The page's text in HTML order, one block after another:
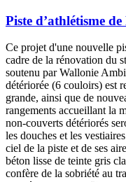
Piste d’athlétisme de
Ce projet d'une nouvelle
cadre de la rénovation du
soutenu par Wallonie
détériorée (6 couloirs) est
grande, ainsi que de
rangements accueillant la
non-couverts détériorés
les douches et les
ciel de la piste et de ses
béton lisse de teinte gris
confère de la sobriété au